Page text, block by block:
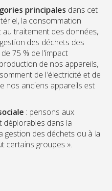
principales dans cet
la consommation
au traitement des données,
des déchets des
75 % de l'impact
de nos appareils,
de l'électricité et de
nos anciens appareils est
: pensons aux
déplorables dans la
gestion des déchets ou à la
certains groupes ».